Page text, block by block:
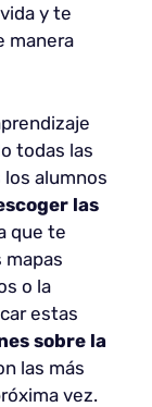
y te
manera
todas las
alumnos
las
que te
o la
estas
sobre la
las más
vez.